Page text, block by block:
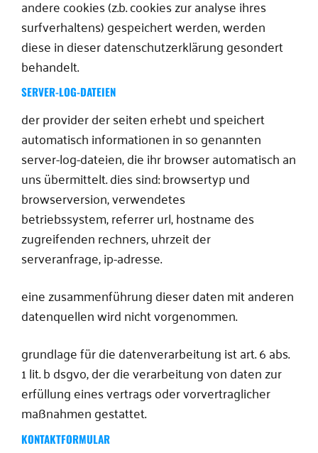
andere cookies (z.b. cookies zur analyse ihres
surfverhaltens) gespeichert werden, werden
diese in dieser datenschutzerklärung gesondert
behandelt.
SERVER-LOG-DATEIEN
der provider der seiten erhebt und speichert
automatisch informationen in so genannten
server-log-dateien, die ihr browser automatisch an
uns übermittelt. dies sind: browsertyp und
browserversion, verwendetes
betriebssystem, referrer url, hostname des
zugreifenden rechners, uhrzeit der
serveranfrage, ip-adresse.
eine zusammenführung dieser daten mit anderen
datenquellen wird nicht vorgenommen.
grundlage für die datenverarbeitung ist art. 6 abs.
1 lit. b dsgvo, der die verarbeitung von daten zur
erfüllung eines vertrags oder vorvertraglicher
maßnahmen gestattet.
KONTAKTFORMULAR